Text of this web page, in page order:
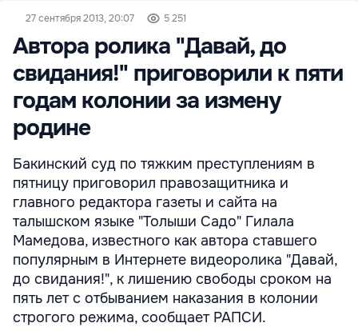
27 сентября 2013, 20:07 5 251
Автора ролика "Давай, до
свидания!" приговорили к пяти
годам колонии за измену
родине
Бакинский суд по тяжким преступлениям в
пятницу приговорил правозащитника и
главного редактора газеты и сайта на
талышском языке "Толыши Садо" Гилала
Мамедова, известного как автора ставшего
популярным в Интернете видеоролика "Давай,
до свидания!", к лишению свободы сроком на
пять лет с отбыванием наказания в колонии
строгого режима, сообщает РАПСИ.